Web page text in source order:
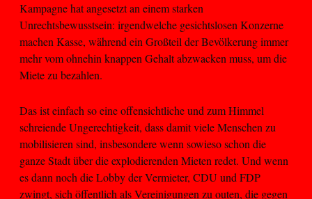
Kampagne hat angesetzt an einem starken
Unrechtsbewusstsein: irgendwelche gesichtslosen Konzerne
machen Kasse, während ein Großteil der Bevölkerung immer
mehr vom ohnehin knappen Gehalt abzwacken muss, um die
Miete zu bezahlen.
Das ist einfach so eine offensichtliche und zum Himmel
schreiende Ungerechtigkeit, dass damit viele Menschen zu
mobilisieren sind, insbesondere wenn sowieso schon die
ganze Stadt über die explodierenden Mieten redet. Und wenn
es dann noch die Lobby der Vermieter, CDU und FDP
zwingt, sich öffentlich als Vereinigungen zu outen, die gegen